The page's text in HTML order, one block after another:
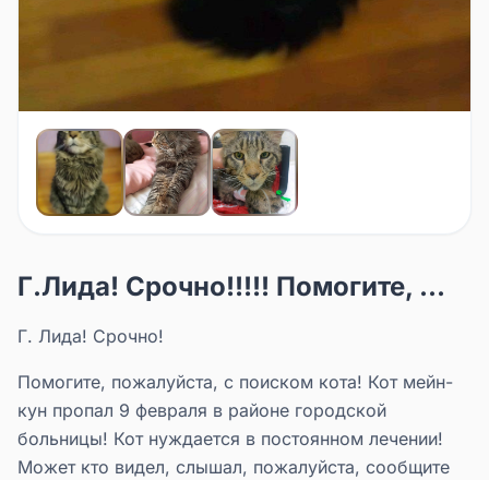
Г.Лида! Срочно!!!!! Помогите, ...
Г. Лида! Срочно!
Помогите, пожалуйста, с поиском кота! Кот мейн-
кун пропал 9 февраля в районе городской
больницы! Кот нуждается в постоянном лечении!
Может кто видел, слышал, пожалуйста, сообщите